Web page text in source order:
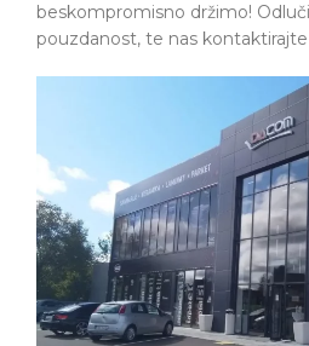
beskompromisno držimo!
pouzdanost, te nas